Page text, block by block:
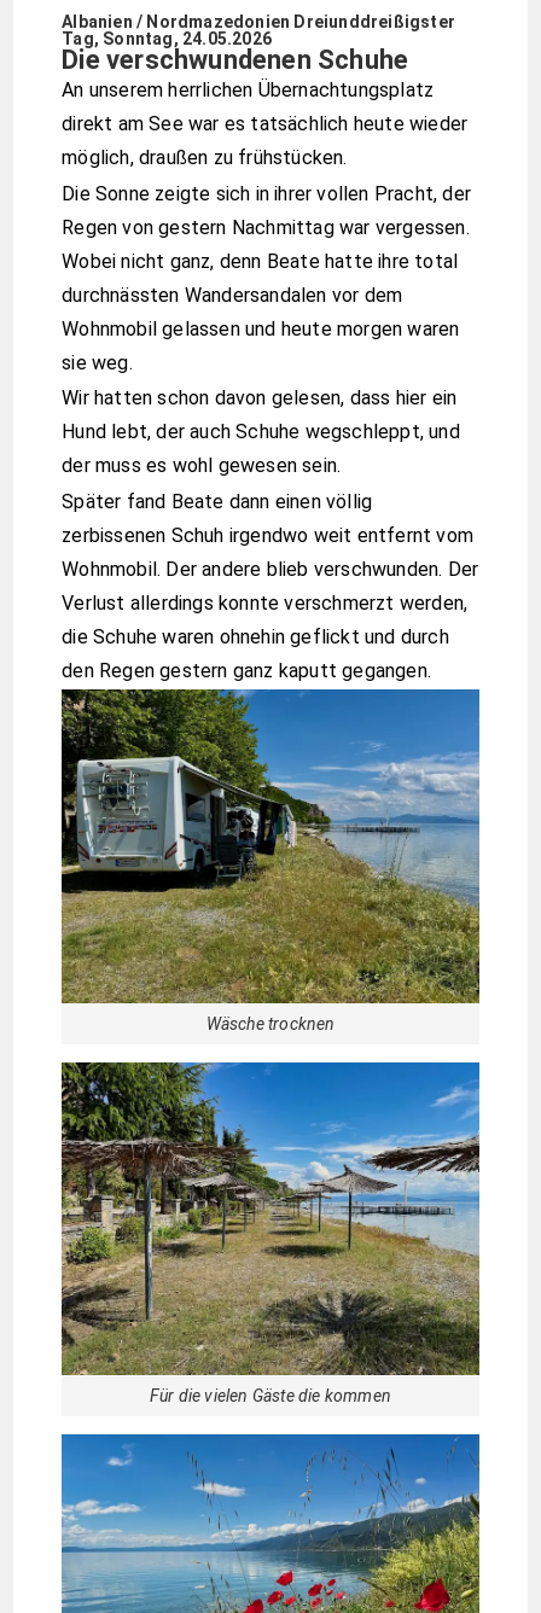
Albanien / Nordmazedonien Dreiunddreißigster
Tag, Sonntag, 24.05.2026
Die verschwundenen Schuhe
An unserem herrlichen Übernachtungsplatz
direkt am See war es tatsächlich heute wieder
möglich, draußen zu frühstücken.
Die Sonne zeigte sich in ihrer vollen Pracht, der
Regen von gestern Nachmittag war vergessen.
Wobei nicht ganz, denn Beate hatte ihre total
durchnässten Wandersandalen vor dem
Wohnmobil gelassen und heute morgen waren
sie weg.
Wir hatten schon davon gelesen, dass hier ein
Hund lebt, der auch Schuhe wegschleppt, und
der muss es wohl gewesen sein.
Später fand Beate dann einen völlig
zerbissenen Schuh irgendwo weit entfernt vom
Wohnmobil. Der andere blieb verschwunden. Der
Verlust allerdings konnte verschmerzt werden,
die Schuhe waren ohnehin geflickt und durch
den Regen gestern ganz kaputt gegangen.
Wäsche trocknen
Für die vielen Gäste die kommen